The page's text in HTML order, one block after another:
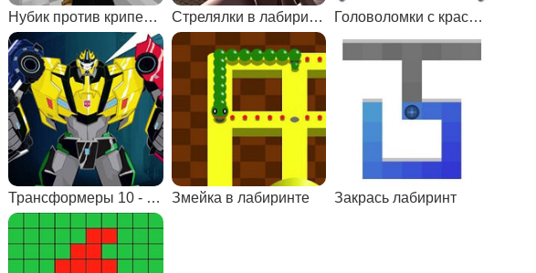
Нубик против криперов Стрелялки в лабиринте Головоломки с краской
Трансформеры 10 - Темная Сторона Луны Змейка в лабиринте Закрась лабиринт